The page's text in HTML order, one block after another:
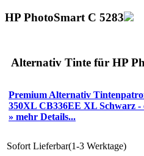
HP PhotoSmart C 5283
Alternativ Tinte für HP
Premium Alternativ
350XL CB336EE XL Schwarz -
» mehr Details...
Sofort Lieferbar(1-3 Werktage)